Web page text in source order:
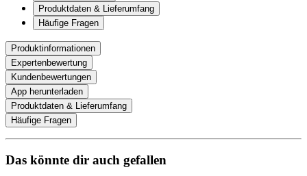
Produktdaten & Lieferumfang
Häufige Fragen
Produktinformationen
Expertenbewertung
Kundenbewertungen
App herunterladen
Produktdaten & Lieferumfang
Häufige Fragen
Das könnte dir auch gefallen